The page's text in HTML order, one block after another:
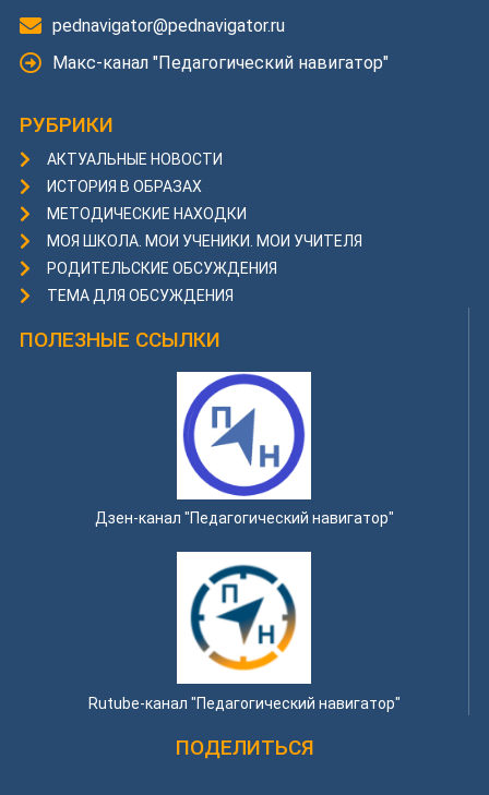
pednavigator@pednavigator.ru
Макс-канал "Педагогический навигатор"
РУБРИКИ
АКТУАЛЬНЫЕ НОВОСТИ
ИСТОРИЯ В ОБРАЗАХ
МЕТОДИЧЕСКИЕ НАХОДКИ
МОЯ ШКОЛА. МОИ УЧЕНИКИ. МОИ УЧИТЕЛЯ
РОДИТЕЛЬСКИЕ ОБСУЖДЕНИЯ
ТЕМА ДЛЯ ОБСУЖДЕНИЯ
ПОЛЕЗНЫЕ ССЫЛКИ
Дзен-канал "Педагогический навигатор"
Rutube-канал "Педагогический навигатор"
ПОДЕЛИТЬСЯ